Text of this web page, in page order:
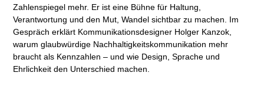
Zahlenspiegel mehr. Er ist eine Bühne für Haltung,
Verantwortung und den Mut, Wandel sichtbar zu machen. Im
Gespräch erklärt Kommunikationsdesigner Holger Kanzok,
warum glaubwürdige Nachhaltigkeitskommunikation mehr
braucht als Kennzahlen – und wie Design, Sprache und
Ehrlichkeit den Unterschied machen.